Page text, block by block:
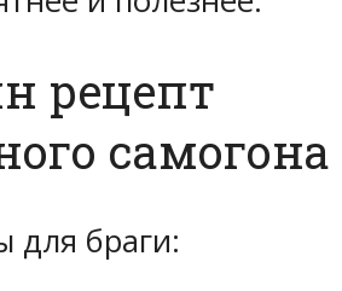
рецепт
самогона
для браги: